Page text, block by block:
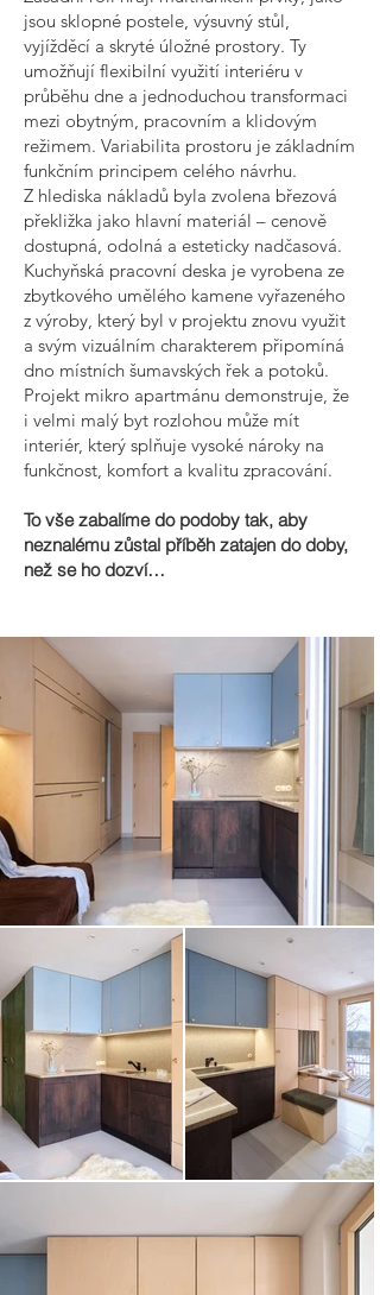
jsou sklopné postele, výsuvný stůl,
vyjížděcí a skryté úložné prostory. Ty
umožňují flexibilní využití interiéru v
průběhu dne a jednoduchou transformaci
mezi obytným, pracovním a klidovým
režimem. Variabilita prostoru je základním
funkčním principem celého návrhu.
Z hlediska nákladů byla zvolena březová
překližka jako hlavní materiál – cenově
dostupná, odolná a esteticky nadčasová.
Kuchyňská pracovní deska je vyrobena ze
zbytkového umělého kamene vyřazeného
z výroby, který byl v projektu znovu využit
a svým vizuálním charakterem připomíná
dno místních šumavských řek a potoků.
Projekt mikro apartmánu demonstruje, že
i velmi malý byt rozlohou může mít
interiér, který splňuje vysoké nároky na
funkčnost, komfort a kvalitu zpracování.
To vše zabalíme do podoby tak, aby
neznalému zůstal příběh zatajen do doby,
než se ho dozví…